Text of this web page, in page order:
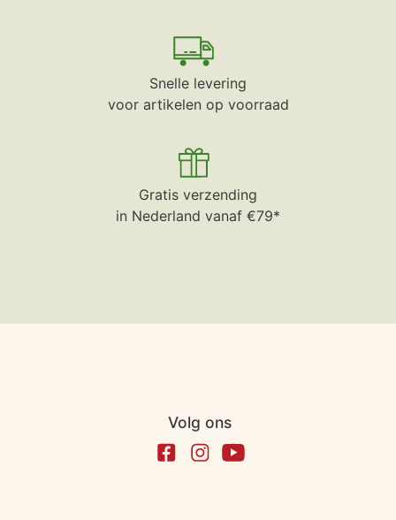
Snelle levering
voor artikelen op voorraad
Gratis verzending
in Nederland vanaf €79*
Volg ons